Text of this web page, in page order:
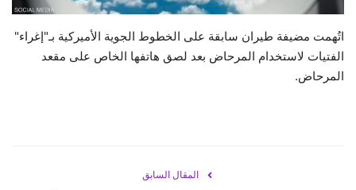
اتُهمت مضيفة طيران سابقة على الخطوط الجوية الأميركية بـ"إغراء"
الفتيات لاستخدام المرحاض بعد لصق هاتفها الخاص على مقعد
المرحاض.
المقال السابق